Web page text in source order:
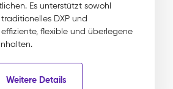
Es unterstützt sowohl
DXP und
flexible und überlegene
Weitere Details